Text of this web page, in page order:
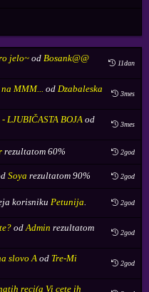
jelo~ od Bosank@@
11dan
MMM... od Dzabaleska
3mes
LJUBIČASTA BOJA od
3mes
rezultatom 60% 2god
Soya rezultatom 90% 2god
korisniku Petunija. 2god
od Admin rezultatom
2god
slovo A od Tre-Mi
2god
reci(a Vi cete ih